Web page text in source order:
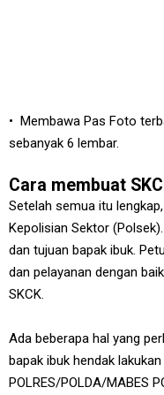
• Membawa Pas Foto
sebanyak 6 lembar.
Cara membuat
Setelah semua itu
Kepolisian Sektor
dan tujuan bapak ibuk.
dan pelayanan dengan
SKCK.
Ada beberapa hal yang
bapak ibuk hendak
POLRES/POLDA/MABES